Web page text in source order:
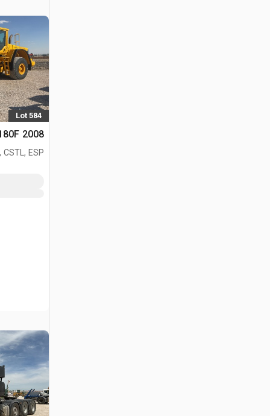
Lot 584
2008 Volvo L180F جرافة
CSTL, ESP